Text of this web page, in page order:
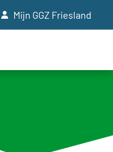
Mijn GGZ Friesland